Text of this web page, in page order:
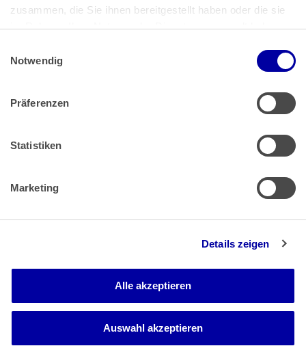
zusammen, die Sie ihnen bereitgestellt haben oder die sie
im Rahmen Ihrer Nutzung der Dienste gesammelt haben.
Impressum
Notwendig
Präferenzen
Statistiken
Marketing
Details zeigen
Alle akzeptieren
Auswahl akzeptieren
Pressemitteilungen|AGB
Impressum|Datenschutz
Muster Widerrufsformular (PDF)
Barrierefreiheit